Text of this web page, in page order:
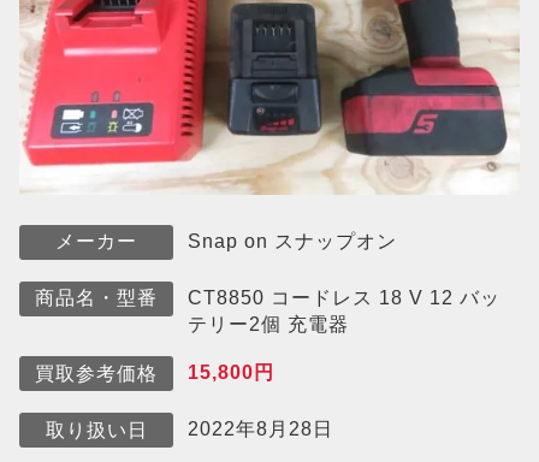
メーカー Snap on スナップオン
商品名・型番
CT8850 コードレス 18 V 12 バッ
テリー2個 充電器
買取参考価格 15,800円
取り扱い日 2022年8月28日